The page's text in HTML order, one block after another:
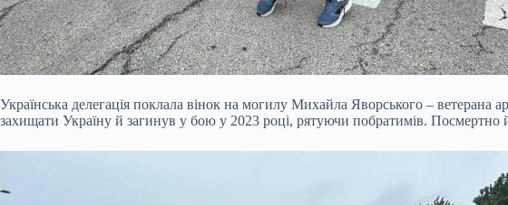
Українська делегація поклала вінок на могилу Михайла Яворського –
захищати Україну й загинув у бою у 2023 році, рятуючи побратимів. Посмертно